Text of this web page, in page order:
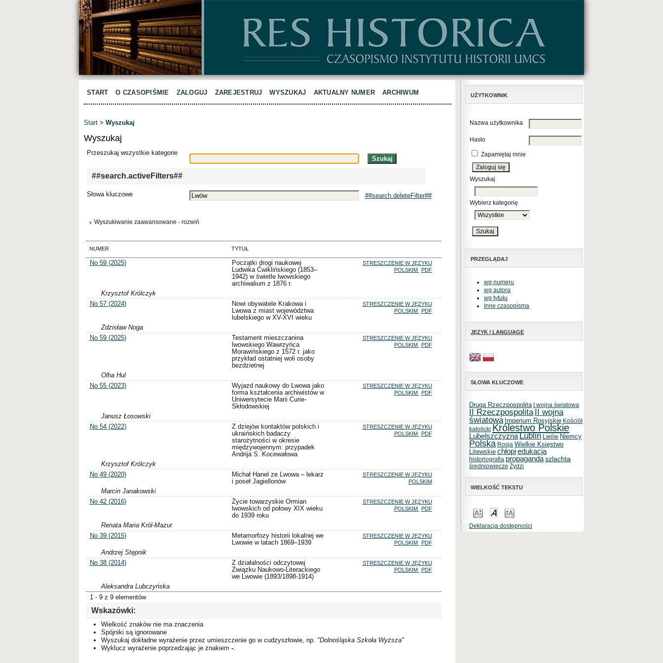
UŻYTKOWNIK
Nazwa użytkownika
Hasło
Zapamiętaj mnie
Wyszukaj
Wybierz kategorię
PRZEGLĄDAJ
wg numeru
wg autora
wg tytułu
Inne czasopisma
JĘZYK / LANGUAGE
SŁOWA KLUCZOWE
Druga Rzeczpospolita I wojna światowa
II Rzeczpospolita II wojna
światowa Imperium Rosyjskie Kościół
katolicki Królestwo Polskie
LubelszczyznaLublin Lwów Niemcy
Polska Rosja Wielkie Księstwo
Litewskie chłopiedukacja
historiografia propagandaszlachta
średniowiecze Żydzi
WIELKOŚĆ TEKSTU
Deklaracja dostępności
START O CZASOPIŚMIE ZALOGUJ ZAREJESTRUJ WYSZUKAJ AKTUALNY NUMER ARCHIWUM
Start > Wyszukaj
Wyszukaj
Przeszukaj wszystkie kategorie
##search.activeFilters##
Słowa kluczowe ##search.deleteFilter##
Wyszukiwanie zaawansowane - rozwiń
NUMER TYTUŁ
No 59 (2025)
Początki drogi naukowej
Ludwika Ćwiklińskiego (1853–
1942) w świetle lwowskiego
archiwalium z 1876 r.
STRESZCZENIE W JĘZYKU
POLSKIM PDF
Krzysztof Królczyk
No 57 (2024)
Nowi obywatele Krakowa i
Lwowa z miast województwa
lubelskiego w XV-XVI wieku
STRESZCZENIE W JĘZYKU
POLSKIM PDF
Zdzisław Noga
No 59 (2025)
Testament mieszczanina
lwowskiego Wawrzyńca
Morawińskiego z 1572 r. jako
przykład ostatniej woli osoby
bezdzietnej
STRESZCZENIE W JĘZYKU
POLSKIM PDF
Olha Hul
No 55 (2023)
Wyjazd naukowy do Lwowa jako
forma kształcenia archiwistów w
Uniwersytecie Marii Curie-
Skłodowskiej
STRESZCZENIE W JĘZYKU
POLSKIM PDF
Janusz Łosowski
No 54 (2022)
Z dziejów kontaktów polskich i
ukraińskich badaczy
starożytności w okresie
międzywojennym: przypadek
Andrija S. Kocewałowa
STRESZCZENIE W JĘZYKU
POLSKIM PDF
Krzysztof Królczyk
No 49 (2020)
Michał Hanel ze Lwowa – lekarz
i poseł Jagiellonów
STRESZCZENIE W JĘZYKU
POLSKIM
Marcin Janakowski
No 42 (2016)
Życie towarzyskie Ormian
lwowskich od połowy XIX wieku
do 1939 roku
STRESZCZENIE W JĘZYKU
POLSKIM PDF
Renata Maria Król-Mazur
No 39 (2015)
Metamorfozy historii lokalnej we
Lwowie w latach 1869–1939
STRESZCZENIE W JĘZYKU
POLSKIM PDF
Andrzej Stępnik
No 38 (2014)
Z działalności odczytowej
Związku Naukowo-Literackiego
we Lwowie (1893/1898-1914)
STRESZCZENIE W JĘZYKU
POLSKIM PDF
Aleksandra Lubczyńska
1 - 9 z 9 elementów
Wskazówki:
Wielkość znaków nie ma znaczenia
Spójniki są ignorowane
Wyszukaj dokładne wyrażenie przez umieszczenie go w cudzyszłowie, np. "Dolnośląska Szkoła Wyższa"
Wyklucz wyrażenie poprzedzając je znakiem -.